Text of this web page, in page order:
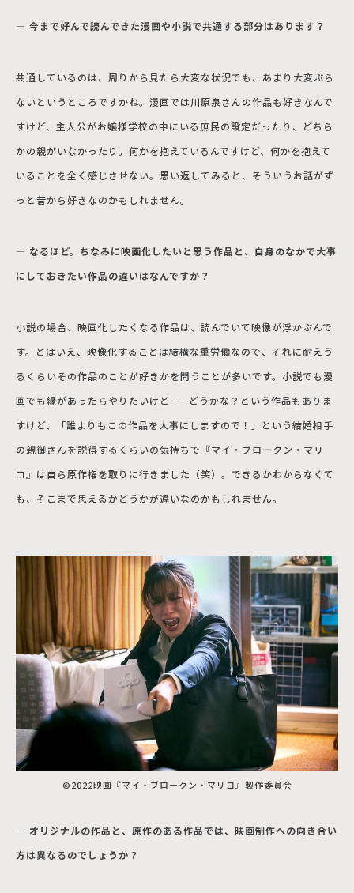
― 今まで好んで読んできた漫画や小説で共通する部分はあります？
共通しているのは、周りから見たら大変な状況でも、あまり大変ぶら
ないというところですかね。漫画では川原泉さんの作品も好きなんで
すけど、主人公がお嬢様学校の中にいる庶民の設定だったり、どちら
かの親がいなかったり。何かを抱えているんですけど、何かを抱えて
いることを全く感じさせない。思い返してみると、そういうお話がず
っと昔から好きなのかもしれません。
― なるほど。ちなみに映画化したいと思う作品と、自身のなかで大事
にしておきたい作品の違いはなんですか？
小説の場合、映画化したくなる作品は、読んでいて映像が浮かぶんで
す。とはいえ、映像化することは結構な重労働なので、それに耐えう
るくらいその作品のことが好きかを問うことが多いです。小説でも漫
画でも縁があったらやりたいけど……どうかな？という作品もありま
すけど、「誰よりもこの作品を大事にしますので！」という結婚相手
の親御さんを説得するくらいの気持ちで『マイ・ブロークン・マリ
コ』は自ら原作権を取りに行きました（笑）。できるかわからなくて
も、そこまで思えるかどうかが違いなのかもしれません。
©2022映画『マイ・ブロークン・マリコ』製作委員会
― オリジナルの作品と、原作のある作品では、映画制作への向き合い
方は異なるのでしょうか？